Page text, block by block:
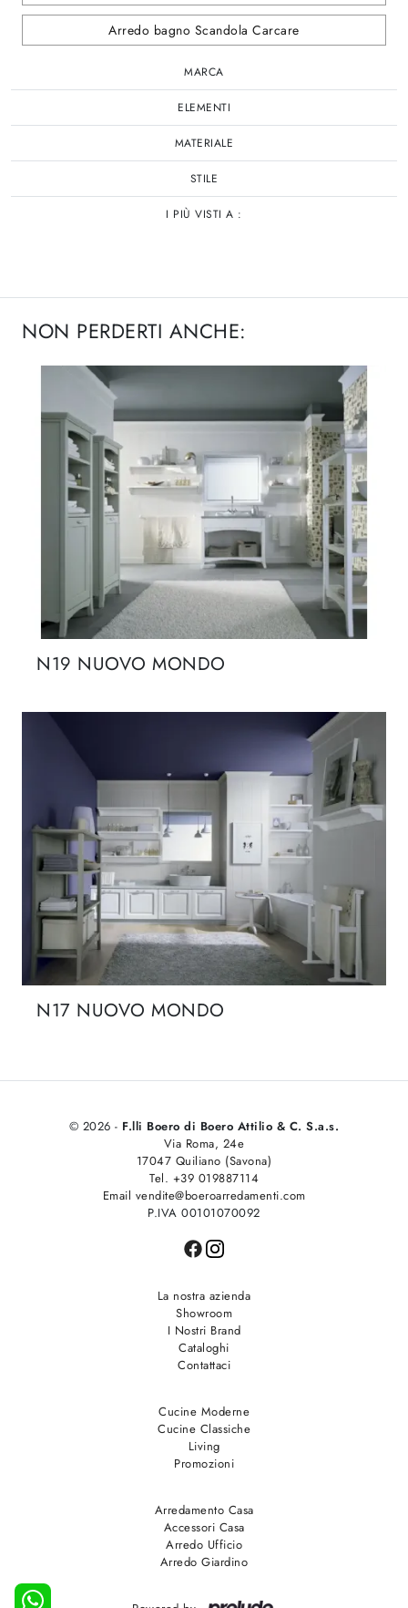
Arredo bagno Scandola Carcare
MARCA
ELEMENTI
MATERIALE
STILE
I PIÙ VISTI A :
NON PERDERTI ANCHE:
N19 NUOVO MONDO
N17 NUOVO MONDO
© 2026 - F.lli Boero di Boero Attilio & C. S.a.s.
Via Roma, 24e
17047 Quiliano (Savona)
Tel. +39 019887114
Email vendite@boeroarredamenti.com
P.IVA 00101070092
La nostra azienda
Showroom
I Nostri Brand
Cataloghi
Contattaci
Cucine Moderne
Cucine Classiche
Living
Promozioni
Arredamento Casa
Accessori Casa
Arredo Ufficio
Arredo Giardino